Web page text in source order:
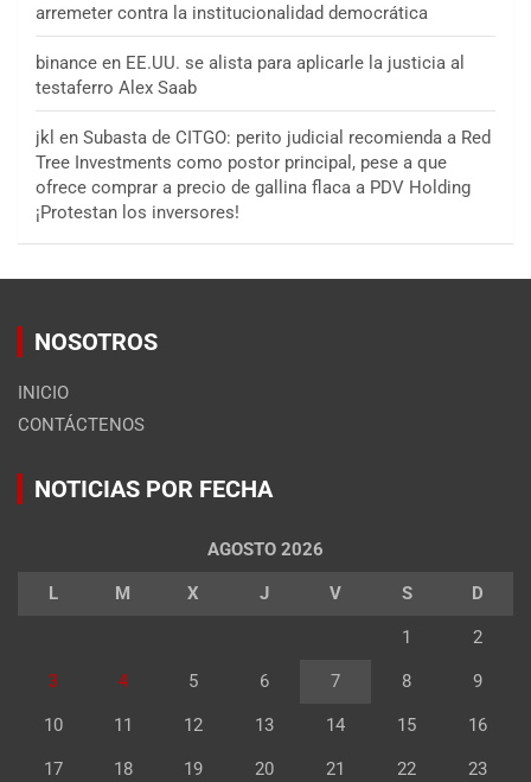
arremeter contra la institucionalidad democrática
binance en EE.UU. se alista para aplicarle la justicia al
testaferro Alex Saab
jkl en Subasta de CITGO: perito judicial recomienda a Red
Tree Investments como postor principal, pese a que
ofrece comprar a precio de gallina flaca a PDV Holding
¡Protestan los inversores!
NOSOTROS
INICIO
CONTÁCTENOS
NOTICIAS POR FECHA
AGOSTO 2026
L M X J V S D
1 2
3 4 5 6 7 8 9
10 11 12 13 14 15 16
17 18 19 20 21 22 23